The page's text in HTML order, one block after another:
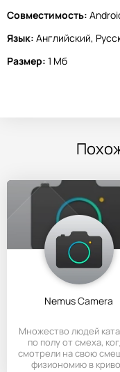
Совместимость:
Язык: Английский,
Размер: 1 Мб
Nemus Camera
Множество людей
по полу от смеха,
смотрели на свою
физиономию в